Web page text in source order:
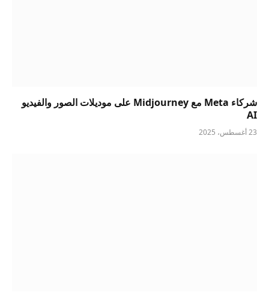
شركاء Meta مع Midjourney على موديلات الصور والفيديو
AI
23 أغسطس، 2025